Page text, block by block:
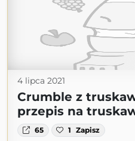
4 lipca 2021
Crumble z
przepis na
65 1 Zapisz